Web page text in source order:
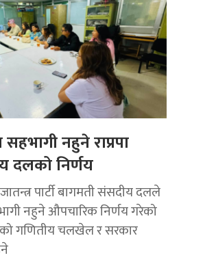
नहुने राप्रपा
दलको निर्णय
पार्टी बागमती संसदीय दलले
नहुने औपचारिक निर्णय गरेको
गणितीय चलखेल र सरकार